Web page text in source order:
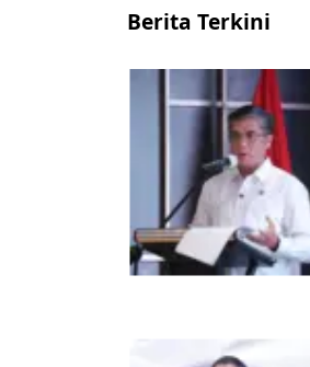
Berita Terkini